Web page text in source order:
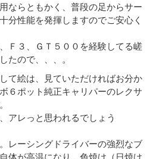
ならともかく、普段の足からサー
分性能を発揮しますのでご安心く
Ｆ３、ＧＴ５００を経験してる嵯
たので、、、。
て絵は、見ていただければお分か
６ポット純正キャリパーのレクサ
アレっと思われるでしょう
レーシングドライバーの強烈なブ
体が高温になり、色焼け（日焼け